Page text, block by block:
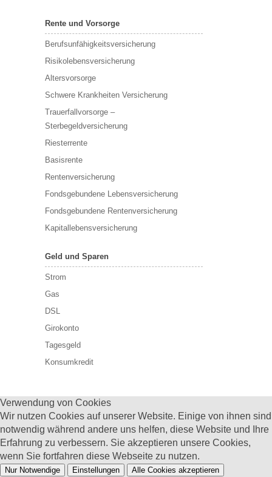
Rente und Vorsorge
Berufs­unfähigkeitsversicherung
Risikolebensversicherung
Altersvorsorge
Schwere Krankheiten Versicherung
Trauerfallvorsorge –
Sterbegeldversicherung
Riesterrente
Basisrente
Rentenversicherung
Fondsgebundene Lebensversicherung
Fondsgebundene Rentenversicherung
Kapitallebensversicherung
Geld und Sparen
Strom
Gas
DSL
Girokonto
Tagesgeld
Konsumkredit
Verwendung von Cookies
Wir nutzen Cookies auf unserer Website. Einige von ihnen sind
notwendig während andere uns helfen, diese Website und Ihre
Erfahrung zu verbessern. Sie akzeptieren unsere Cookies,
wenn Sie fortfahren diese Webseite zu nutzen.
Nur Notwendige Einstellungen Alle Cookies akzeptieren